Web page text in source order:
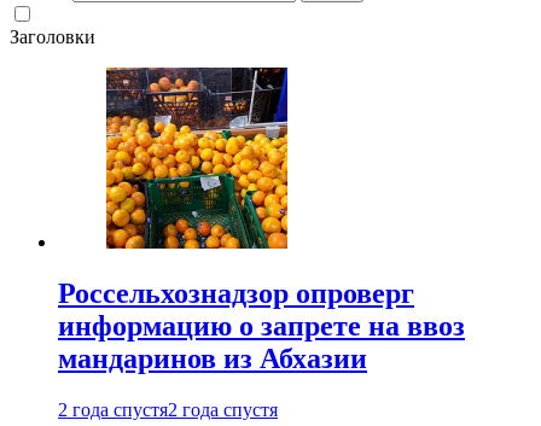
Заголовки
Россельхознадзор опроверг
информацию о запрете на ввоз
мандаринов из Абхазии
2 года спустя2 года спустя